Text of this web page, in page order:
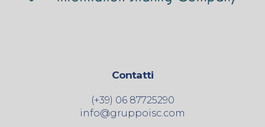
Contatti
(+39) 06 87725290
info@gruppoisc.com